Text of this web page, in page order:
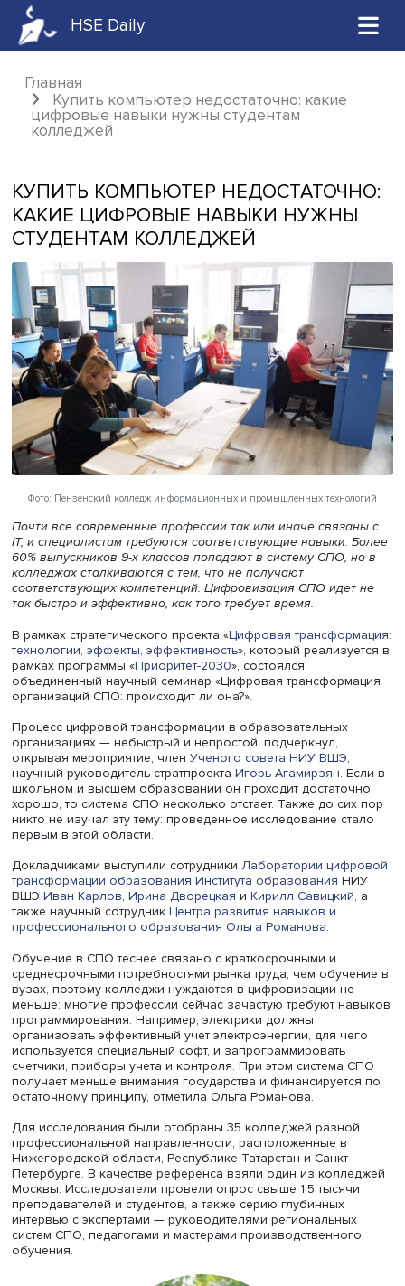
HSE Daily
Главная
Купить компьютер недостаточно: какие
цифровые навыки нужны студентам
КУПИТЬ КОМПЬЮТЕР
КАКИЕ ЦИФРОВЫЕ НАВЫКИ
СТУДЕНТАМ КОЛЛЕДЖЕЙ
Фото: Пензенский колледж информационных и промышленных
Почти все современные профессии так или иначе
60% выпускников 9-х классов попадают в систему СПО,
колледжах сталкиваются с тем, что не получают
соответствующих компетенций. Цифровизация СПО
так быстро и эффективно, как того требует время.
В рамках стратегического проекта «Цифровая
технологии, эффекты, эффективность», который
рамках программы « Приоритет-2030», состоялся
объединенный научный семинар «Цифровая
организаций СПО: происходит ли она?».
Процесс цифровой трансформации в образовательных
открывая мероприятие, членУченого совета НИУ ВШЭ
научный руководитель стратпроектаИгорь Агамирзян
школьном и высшем образовании он проходит
хорошо, то система СПО несколько отстает. Также до
первым в этой области.
Докладчиками выступили сотрудникиЛаборатории
трансформации образования Института образования
ВШЭИван Карлов,Ирина ДворецкаяиКирилл
также научный сотрудникЦентра развития навыков и
профессионального образования Ольга Романова
Обучение в СПО теснее связано с краткосрочными и
среднесрочными потребностями рынка труда, чем
вузах, поэтому колледжи нуждаются в цифровизации
меньше: многие профессии сейчас зачастую требуют
программирования. Например, электрики должны
организовать эффективный учет электроэнергии, для
используется специальный софт, и запрограммировать
счетчики, приборы учета и контроля. При этом система
получает меньше внимания государства и
остаточному принципу, отметила Ольга Романова.